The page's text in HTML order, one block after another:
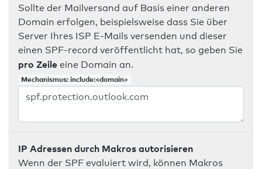
Sollte der Mailversand auf Basis einer anderen
Domain erfolgen, beispielsweise dass Sie über
Server Ihres ISP E-Mails versenden und dieser
einen SPF-record veröffentlicht hat, so geben Sie
pro Zeile eine Domain an.
Mechanismus: include:<domain>
IP Adressen durch Makros autorisieren
Wenn der SPF evaluiert wird, können Makros